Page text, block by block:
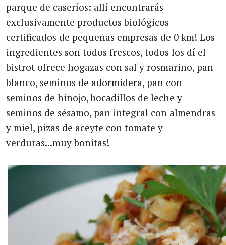
parque de caseríos: allí encontrarás
exclusivamente productos biológicos
certificados de pequeñas empresas de 0 km! Los
ingredientes son todos frescos, todos los dí el
bistrot ofrece hogazas con sal y rosmarino, pan
blanco, seminos de adormidera, pan con
seminos de hinojo, bocadillos de leche y
seminos de sésamo, pan integral con almendras
y miel, pizas de aceyte con tomate y
verduras...muy bonitas!